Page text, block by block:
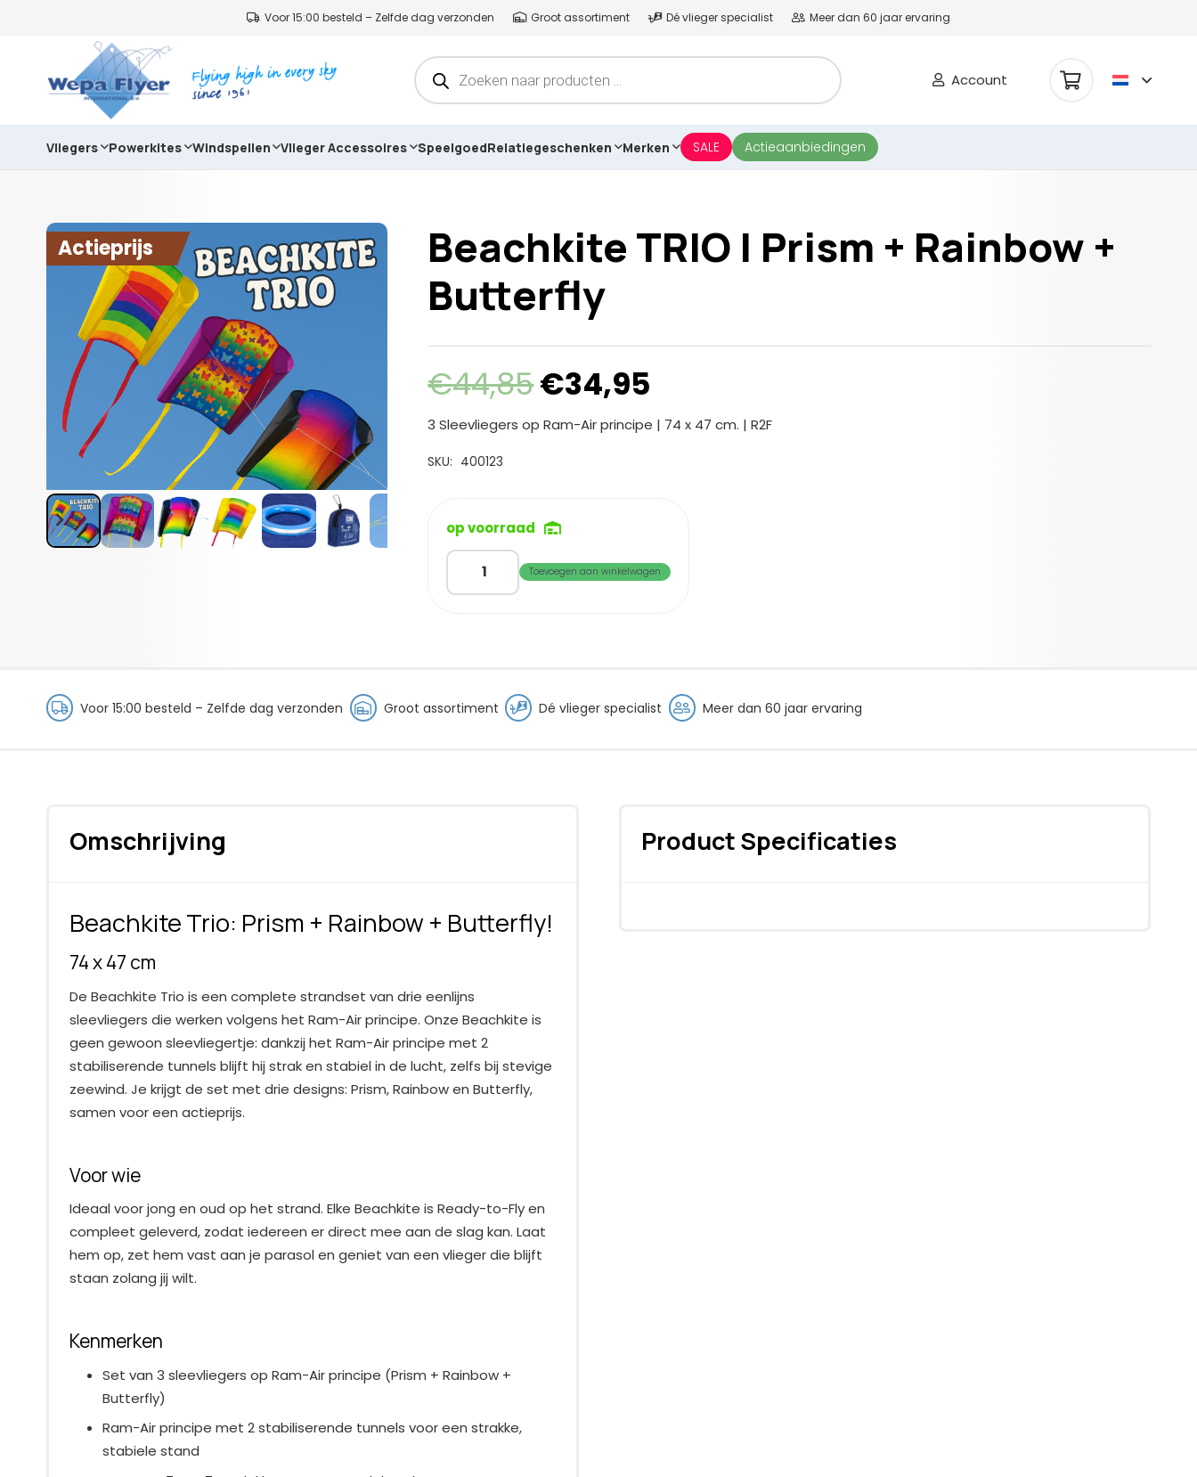
Voor 15:00 besteld – Zelfde dag verzonden Groot assortiment Dé vlieger specialist Meer dan 60 jaar ervaring
Producten
zoeken Account
Vliegers Powerkites Windspellen Vlieger Accessoires SpeelgoedRelatiegeschenken Merken SALE Actieaanbiedingen
Actieprijs
Beachkite TRIO | Prism + Rainbow +
Butterfly
€44,85Oorspronkelijke
prijs
was:
€34,95
is:
3 Sleevliegers op Ram-Air principe | 74 x 47 cm. | R2F
SKU: 400123
op voorraad
Beachkite
Toevoegen aan winkelwagen
Voor 15:00 besteld – Zelfde dag verzonden Groot assortiment Dé vlieger specialist Meer dan 60 jaar ervaring
Omschrijving
Beachkite Trio: Prism + Rainbow + Butterfly!
74 x 47 cm
De Beachkite Trio is een complete strandset van drie eenlijns
sleevliegers die werken volgens het Ram-Air principe. Onze Beachkite is
geen gewoon sleevliegertje: dankzij het Ram-Air principe met 2
stabiliserende tunnels blijft hij strak en stabiel in de lucht, zelfs bij stevige
zeewind. Je krijgt de set met drie designs: Prism, Rainbow en Butterfly,
samen voor een actieprijs.
Voor wie
Ideaal voor jong en oud op het strand. Elke Beachkite is Ready-to-Fly en
compleet geleverd, zodat iedereen er direct mee aan de slag kan. Laat
hem op, zet hem vast aan je parasol en geniet van een vlieger die blijft
staan zolang jij wilt.
Kenmerken
Set van 3 sleevliegers op Ram-Air principe (Prism + Rainbow +
Butterfly)
Ram-Air principe met 2 stabiliserende tunnels voor een strakke,
stabiele stand
Product Specificaties